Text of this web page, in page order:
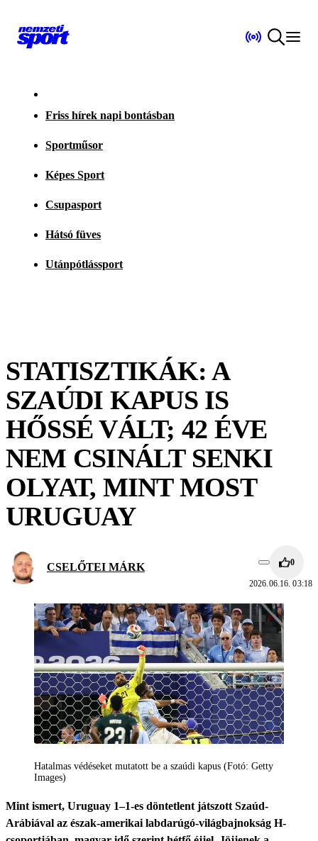
Friss hírek napi bontásban
Sportműsor
Képes Sport
Csupasport
Hátsó füves
Utánpótlássport
STATISZTIKÁK: A
SZAÚDI KAPUS IS
HŐSSÉ VÁLT; 42 ÉVE
NEM CSINÁLT SENKI
OLYAT, MINT MOST
URUGUAY
CSELŐTEI MÁRK 0
2026.06.16. 03:18
Hatalmas védéseket mutatott be a szaúdi kapus (Fotó: Getty
Images)
Mint ismert, Uruguay 1–1-es döntetlent játszott Szaúd-
Arábiával az észak-amerikai labdarúgó-világbajnokság H-